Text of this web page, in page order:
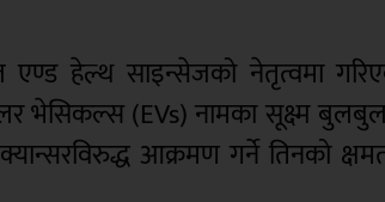
हेल्थ साइन्सेजको नेतृत्वमा गरिएको
भेसिकल्स (EVs) नामका सूक्ष्म
आक्रमण गर्ने तिनको